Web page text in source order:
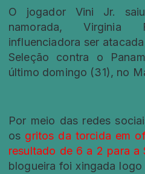
O jogador Vini Jr.
namorada,
influenciadora ser
Seleção contra o
último domingo (31), no
Por meio das redes
os gritos da torcida em
resultado de 6 a 2 para a
blogueira foi xingada